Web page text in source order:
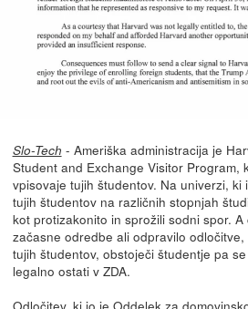
Slo-Tech - Ameriška administracija je
Student and Exchange Visitor Program,
vpisovaje tujih študentov. Na univerzi, ki
tujih študentov na različnih stopnjah
kot protizakonito in sprožili sodni spor.
začasne odredbe ali odpravilo
tujih študentov, obstoječi študentje pa
legalno ostati v ZDA.
Odločitev, ki jo je Oddelek za